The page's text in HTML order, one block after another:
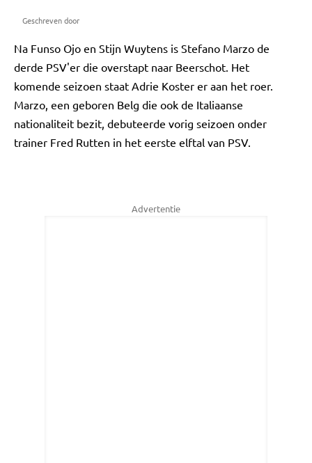
Geschreven door
Na Funso Ojo en Stijn Wuytens is Stefano Marzo de
derde PSV'er die overstapt naar Beerschot. Het
komende seizoen staat Adrie Koster er aan het roer.
Marzo, een geboren Belg die ook de Italiaanse
nationaliteit bezit, debuteerde vorig seizoen onder
trainer Fred Rutten in het eerste elftal van PSV.
Advertentie